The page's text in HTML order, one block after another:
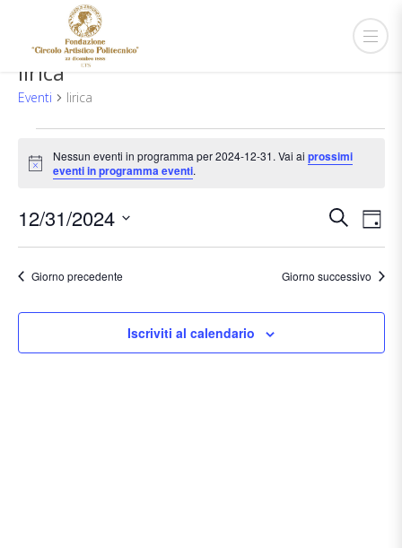
lirica
Eventi lirica
Eventi
for
12-
31
Notice
Nessun eventi in programma per 2024-12-31. Vai aiprossimi
eventi in programma eventi.
e
Cerca
12/31/2024
Seleziona
Giorno precedente Giorno successivo
Iscriviti al calendario